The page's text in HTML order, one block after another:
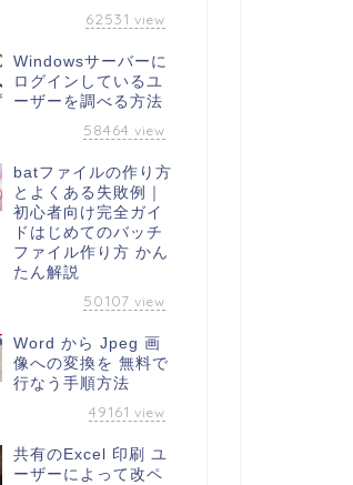
62531 view
Windowsサーバーに
ログインしているユ
ーザーを調べる方法
58464 view
batファイルの作り方
とよくある失敗例｜
初心者向け完全ガイ
ドはじめてのバッチ
ファイル作り方 かん
たん解説
50107 view
Word から Jpeg 画
像への変換を 無料で
行なう手順方法
49161 view
共有のExcel 印刷 ユ
ーザーによって改ペ